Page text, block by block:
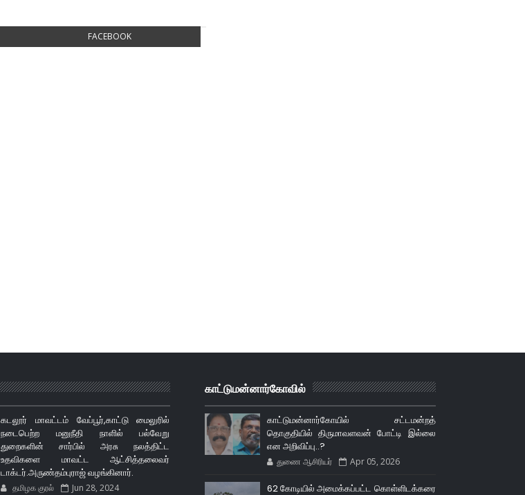
FACEBOOK
கடலூர் மாவட்டம் வேப்பூர்,காட்டு மைலுரில்
நடைபெற்ற மனுநீதி நாளில் பல்வேறு
துறைகளின் சார்பில் அரசு நலத்திட்ட
உதவிகளை மாவட்ட ஆட்சித்தலைவர்
டாக்டர்.அருண்தம்புராஜ் வழங்கினார்.
தமிழக குரல் Jun 28, 2024
காட்டுமன்னார்கோவில்
காட்டுமன்னார்கோயில் சட்டமன்றத்
தொகுதியில் திருமாவளவன் போட்டி இல்லை
என அறிவிப்பு..?
துணை ஆசிரியர் Apr 05, 2026
62 கோடியில் அமைக்கப்பட்ட கொள்ளிடக்கரை